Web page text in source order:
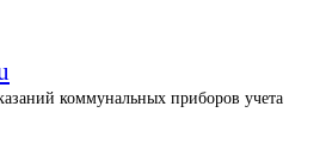
коммунальных приборов учета